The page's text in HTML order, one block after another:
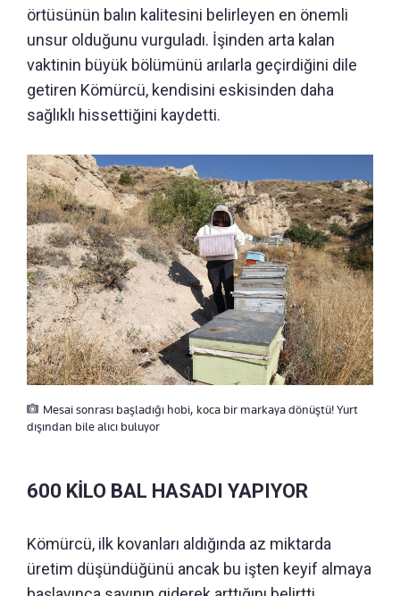
örtüsünün balın kalitesini belirleyen en önemli
unsur olduğunu vurguladı. İşinden arta kalan
vaktinin büyük bölümünü arılarla geçirdiğini dile
getiren Kömürcü, kendisini eskisinden daha
sağlıklı hissettiğini kaydetti.
Mesai sonrası başladığı hobi, koca bir markaya dönüştü! Yurt
dışından bile alıcı buluyor
600 KİLO BAL HASADI YAPIYOR
Kömürcü, ilk kovanları aldığında az miktarda
üretim düşündüğünü ancak bu işten keyif almaya